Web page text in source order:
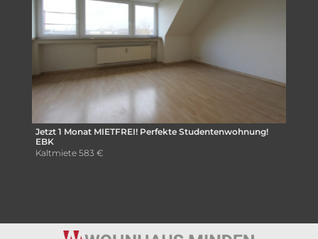
Jetzt 1 Monat MIETFREI! Perfekte Studentenwohnung!
EBK
Kaltmiete 583 €